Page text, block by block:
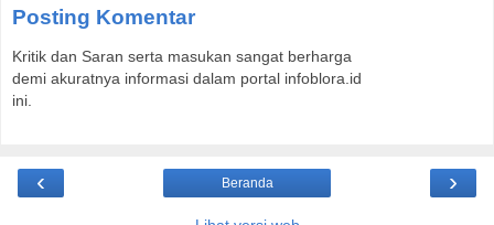
Posting Komentar
Kritik dan Saran serta masukan sangat berharga
demi akuratnya informasi dalam portal infoblora.id
ini.
‹ ›
Beranda